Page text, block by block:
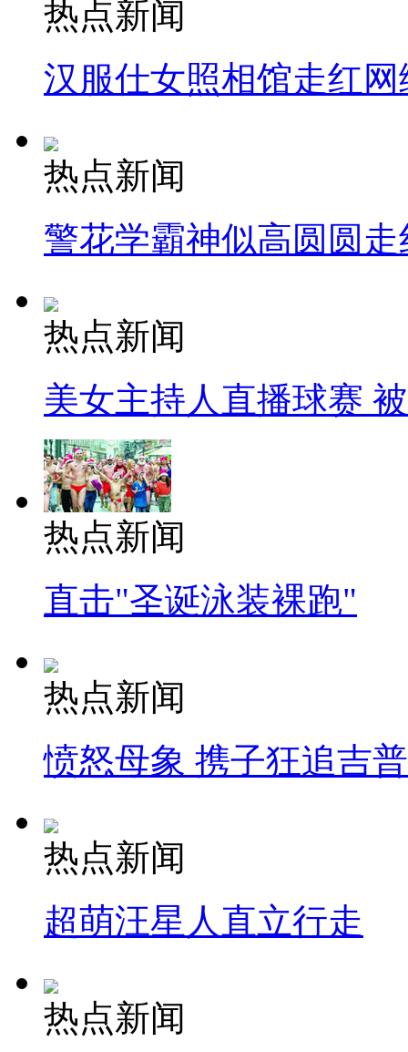
热点新闻
汉服仕女照相馆走红网
热点新闻
警花学霸神似高圆圆走
热点新闻
美女主持人直播球赛
热点新闻
直击"圣诞泳装裸跑"
热点新闻
愤怒母象 携子狂追吉
热点新闻
超萌汪星人直立行走
热点新闻